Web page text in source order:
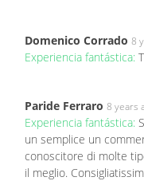
Domenico Corrado 8
Experiencia fantástica:
Paride Ferraro 8 years
Experiencia fantástica:
un semplice un
conoscitore di molte
il meglio.